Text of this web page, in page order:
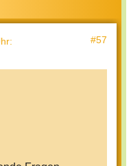
: #57